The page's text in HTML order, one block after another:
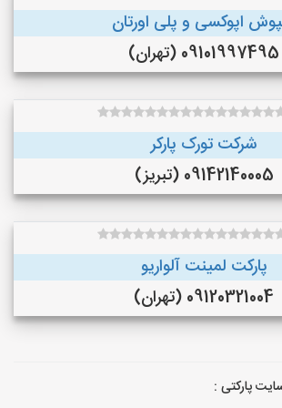
اپوکسی و پلی اورتان
09101997495 (تهران)
شرکت تورک پارکر
09142140005 (تبریز)
پارکت لمینت آلواریو
09120321004 (تهران)
پارکتی :